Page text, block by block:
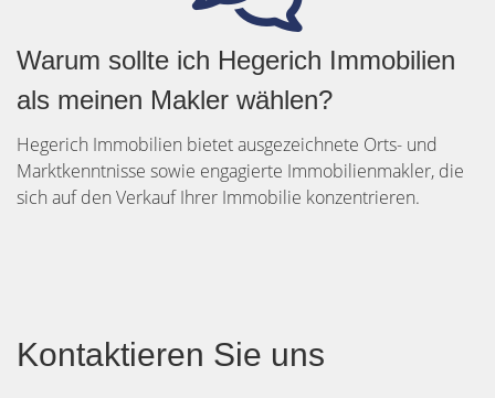
Warum sollte ich Hegerich Immobilien
als meinen Makler wählen?
Hegerich Immobilien bietet ausgezeichnete Orts- und
Marktkenntnisse sowie engagierte Immobilienmakler, die
sich auf den Verkauf Ihrer Immobilie konzentrieren.
Kontaktieren Sie uns